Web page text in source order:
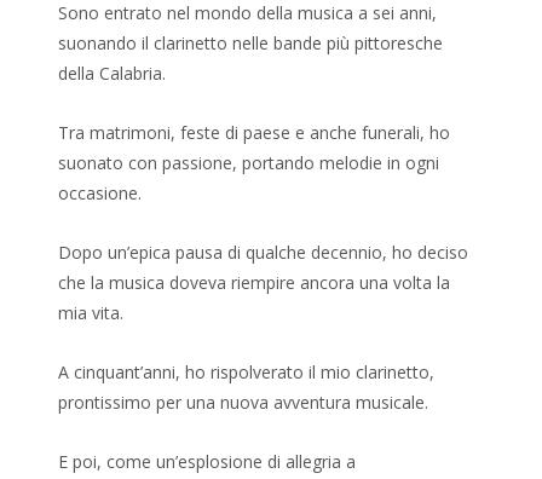
Sono entrato nel mondo della musica a sei anni,
suonando il clarinetto nelle bande più pittoresche
della Calabria.
Tra matrimoni, feste di paese e anche funerali, ho
suonato con passione, portando melodie in ogni
occasione.
Dopo un’epica pausa di qualche decennio, ho deciso
che la musica doveva riempire ancora una volta la
mia vita.
A cinquant’anni, ho rispolverato il mio clarinetto,
prontissimo per una nuova avventura musicale.
E poi, come un’esplosione di allegria a